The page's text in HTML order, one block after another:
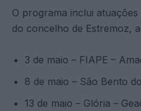
O programa inclui atuações
do concelho de Estremoz,
3 de maio – FIAPE –
8 de maio – São Bento
13 de maio – Glória –